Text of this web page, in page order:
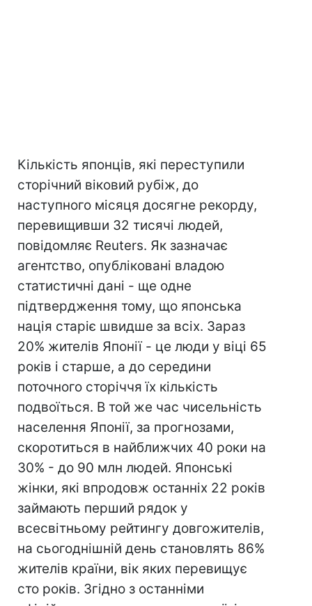
Кількість японців, які переступили
сторічний віковий рубіж, до
наступного місяця досягне рекорду,
перевищивши 32 тисячі людей,
повідомляє Reuters. Як зазначає
агентство, опубліковані владою
статистичні дані - ще одне
підтвердження тому, що японська
нація старіє швидше за всіх. Зараз
20% жителів Японії - це люди у віці 65
років і старше, а до середини
поточного сторіччя їх кількість
подвоїться. В той же час чисельність
населення Японії, за прогнозами,
скоротиться в найближчих 40 роки на
30% - до 90 млн людей. Японські
жінки, які впродовж останніх 22 років
займають перший рядок у
всесвітньому рейтингу довгожителів,
на сьогоднішній день становлять 86%
жителів країни, вік яких перевищує
сто років. Згідно з останніми